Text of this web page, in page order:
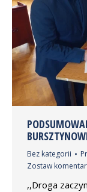
Bez kategorii
Zostaw
,,Droga